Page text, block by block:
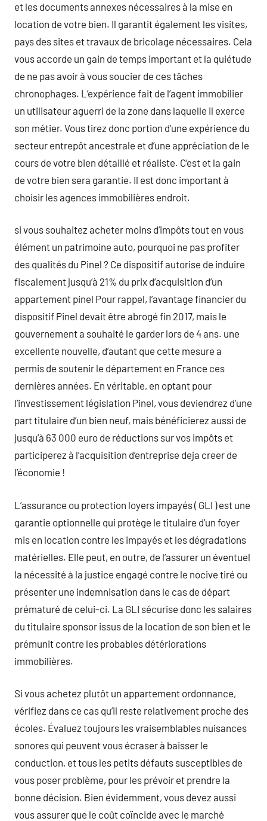
et les documents annexes nécessaires à la mise en
location de votre bien. Il garantit également les visites,
pays des sites et travaux de bricolage nécessaires. Cela
vous accorde un gain de temps important et la quiétude
de ne pas avoir à vous soucier de ces tâches
chronophages. L’expérience fait de l’agent immobilier
un utilisateur aguerri de la zone dans laquelle il exerce
son métier. Vous tirez donc portion d’une expérience du
secteur entrepôt ancestrale et d’une appréciation de le
cours de votre bien détaillé et réaliste. C’est et la gain
de votre bien sera garantie. Il est donc important à
choisir les agences immobilières endroit.
si vous souhaitez acheter moins d’impôts tout en vous
élément un patrimoine auto, pourquoi ne pas profiter
des qualités du Pinel ? Ce dispositif autorise de induire
fiscalement jusqu’à 21% du prix d’acquisition d’un
appartement pinel Pour rappel, l’avantage financier du
dispositif Pinel devait être abrogé fin 2017, mais le
gouvernement a souhaité le garder lors de 4 ans. une
excellente nouvelle, d’autant que cette mesure a
permis de soutenir le département en France ces
dernières années. En véritable, en optant pour
l’investissement législation Pinel, vous deviendrez d’une
part titulaire d’un bien neuf, mais bénéficierez aussi de
jusqu’à 63 000 euro de réductions sur vos impôts et
participerez à l’acquisition d’entreprise deja creer de
l’économie !
L’assurance ou protection loyers impayés ( GLI ) est une
garantie optionnelle qui protège le titulaire d’un foyer
mis en location contre les impayés et les dégradations
matérielles. Elle peut, en outre, de l’assurer un éventuel
la nécessité à la justice engagé contre le nocive tiré ou
présenter une indemnisation dans le cas de départ
prématuré de celui-ci. La GLI sécurise donc les salaires
du titulaire sponsor issus de la location de son bien et le
prémunit contre les probables détériorations
immobilières.
Si vous achetez plutôt un appartement ordonnance,
vérifiez dans ce cas qu’il reste relativement proche des
écoles. Évaluez toujours les vraisemblables nuisances
sonores qui peuvent vous écraser à baisser le
conduction, et tous les petits défauts susceptibles de
vous poser problème, pour les prévoir et prendre la
bonne décision. Bien évidemment, vous devez aussi
vous assurer que le coût coïncide avec le marché